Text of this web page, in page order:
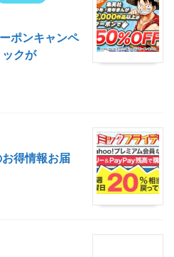
ポンキャンペ
クが
得情報お届